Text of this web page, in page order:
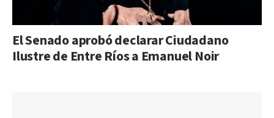
El Senado aprobó declarar Ciudadano
Ilustre de Entre Ríos a Emanuel Noir